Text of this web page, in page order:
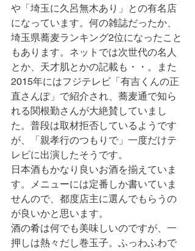
や「埼玉に久呂無木あり」との有名店
になっています。何の雑誌だったか、
埼玉県蕎麦ランキング2位になったこと
もあります。ネットでは次世代の名人
とか、天才肌とかの記載も・・。また
2015年にはフジテレビ「有吉くんの正
直さんぽ」で紹介され、蕎麦通で知ら
れる関根勤さんが大絶賛していまし
た。普段は取材拒否しているようです
が、「親孝行のつもりで」一度だけテ
レビに出演したそうです。
日本酒もかなり良いお酒を揃えていま
す。メニューには定番しか書いていま
せんので、都度店主に選んでもらうの
が良いかと思います。
酒の肴は何でも美味しいのですが、一
押しは熱々だし巻玉子。ふっわふわで